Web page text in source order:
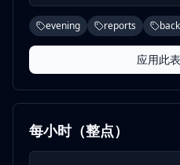
evening reports
应用此
每小时（整点）